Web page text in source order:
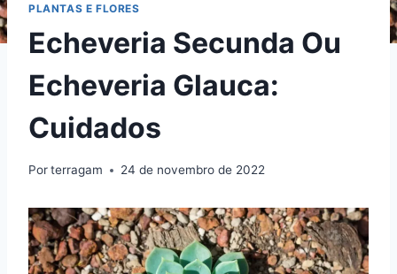
PLANTAS E FLORES
Echeveria Secunda Ou
Echeveria Glauca:
Cuidados
Porterragam 24 de novembro de 2022